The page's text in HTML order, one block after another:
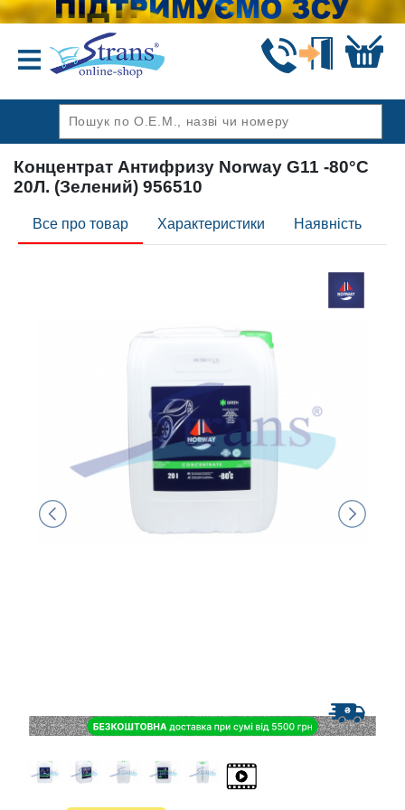
Концентрат Антифризу Norway G11 -80°C
20Л. (Зелений) 956510
Все про товар Характеристики Наявність